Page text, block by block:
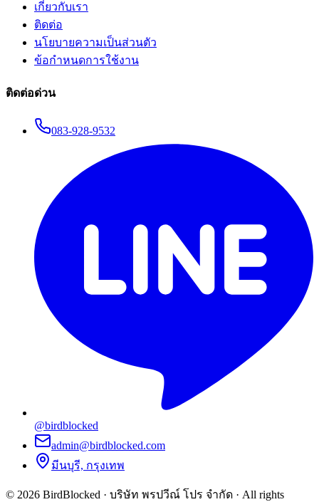
เกี่ยวกับเรา
ติดต่อ
นโยบายความเป็นส่วนตัว
ข้อกำหนดการใช้งาน
ติดต่อด่วน
083-928-9532
@birdblocked
admin@birdblocked.com
มีนบุรี, กรุงเทพ
© 2026 BirdBlocked · บริษัท พรปวีณ์ โปร จำกัด · All rights